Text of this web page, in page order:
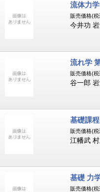
流体力
販売価格(税
今井功
流れ学
販売価格(税
谷一郎
基礎課
販売価格(税
江幡武
基礎 力
販売価格(税